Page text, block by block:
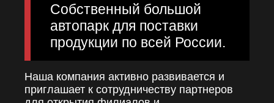
Собственный большой
автопарк для поставки
продукции по всей России.
Наша компания активно развивается и
приглашает к сотрудничеству партнеров